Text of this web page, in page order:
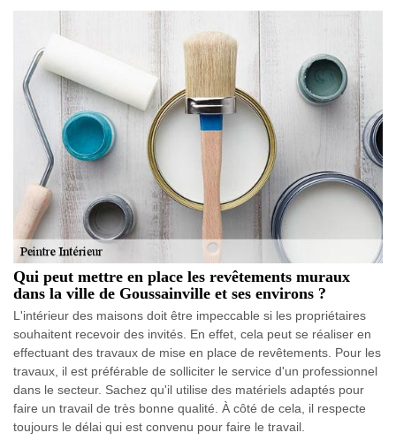
Qui peut mettre en place les revêtements muraux
dans la ville de Goussainville et ses environs ?
L'intérieur des maisons doit être impeccable si les propriétaires
souhaitent recevoir des invités. En effet, cela peut se réaliser en
effectuant des travaux de mise en place de revêtements. Pour les
travaux, il est préférable de solliciter le service d'un professionnel
dans le secteur. Sachez qu'il utilise des matériels adaptés pour
faire un travail de très bonne qualité. À côté de cela, il respecte
toujours le délai qui est convenu pour faire le travail.